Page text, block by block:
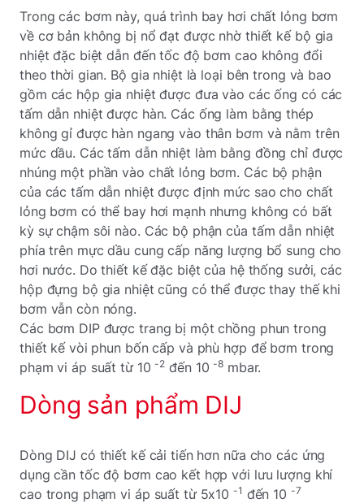
Trong các bơm này, quá trình bay hơi chất lỏng bơm
về cơ bản không bị nổ đạt được nhờ thiết kế bộ gia
nhiệt đặc biệt dẫn đến tốc độ bơm cao không đổi
theo thời gian. Bộ gia nhiệt là loại bên trong và bao
gồm các hộp gia nhiệt được đưa vào các ống có các
tấm dẫn nhiệt được hàn. Các ống làm bằng thép
không gỉ được hàn ngang vào thân bơm và nằm trên
mức dầu. Các tấm dẫn nhiệt làm bằng đồng chỉ được
nhúng một phần vào chất lỏng bơm. Các bộ phận
của các tấm dẫn nhiệt được định mức sao cho chất
lỏng bơm có thể bay hơi mạnh nhưng không có bất
kỳ sự chậm sôi nào. Các bộ phận của tấm dẫn nhiệt
phía trên mực dầu cung cấp năng lượng bổ sung cho
hơi nước. Do thiết kế đặc biệt của hệ thống sưởi, các
hộp đựng bộ gia nhiệt cũng có thể được thay thế khi
bơm vẫn còn nóng.
Các bơm DIP được trang bị một chồng phun trong
thiết kế vòi phun bốn cấp và phù hợp để bơm trong
phạm vi áp suất từ 10 -2 đến 10 -8 mbar.
Dòng sản phẩm DIJ
Dòng DIJ có thiết kế cải tiến hơn nữa cho các ứng
dụng cần tốc độ bơm cao kết hợp với lưu lượng khí
cao trong phạm vi áp suất từ 5x10 -1 đến 10 -7